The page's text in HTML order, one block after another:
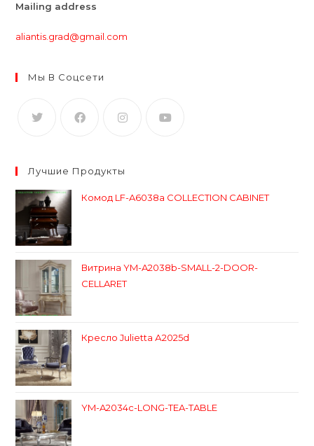
Mailing address
aliantis.grad@gmail.com
Мы В Соцсети
Лучшие Продукты
Комод LF-A6038a COLLECTION CABINET
Витрина YM-A2038b-SMALL-2-DOOR-
CELLARET
Кресло Julietta А2025d
YM-A2034c-LONG-TEA-TABLE